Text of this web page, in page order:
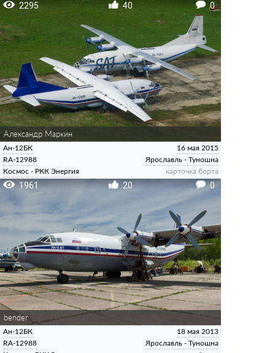
2295 40 0
Александр Маркин
Ан-12БК
RA-12988
Космос - РКК Энергия
16 мая 2015
Ярославль - Туношна
карточка борта
1961 20 0
bender
Ан-12БК
RA-12988
18 мая 2013
Ярославль - Туношна